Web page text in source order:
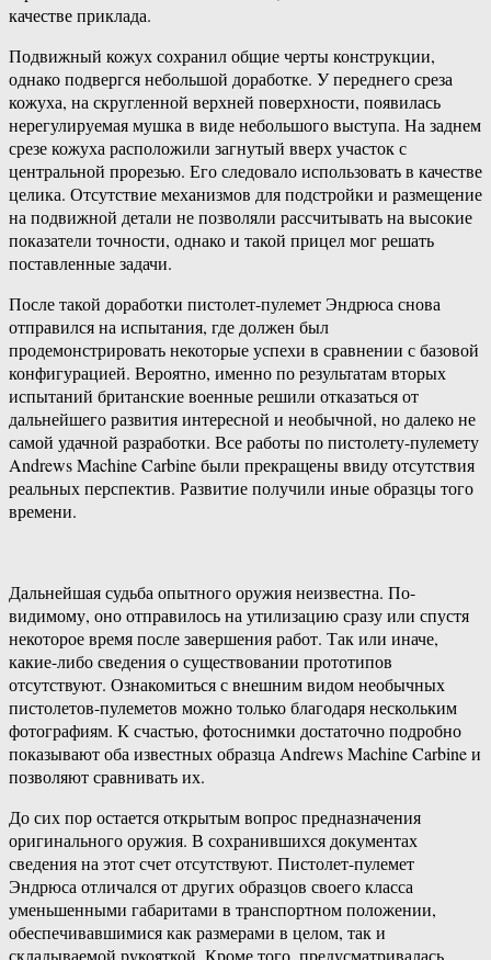
качестве приклада.
Подвижный кожух сохранил общие черты конструкции,
однако подвергся небольшой доработке. У переднего среза
кожуха, на скругленной верхней поверхности, появилась
нерегулируемая мушка в виде небольшого выступа. На заднем
срезе кожуха расположили загнутый вверх участок с
центральной прорезью. Его следовало использовать в качестве
целика. Отсутствие механизмов для подстройки и размещение
на подвижной детали не позволяли рассчитывать на высокие
показатели точности, однако и такой прицел мог решать
поставленные задачи.
После такой доработки пистолет-пулемет Эндрюса снова
отправился на испытания, где должен был
продемонстрировать некоторые успехи в сравнении с базовой
конфигурацией. Вероятно, именно по результатам вторых
испытаний британские военные решили отказаться от
дальнейшего развития интересной и необычной, но далеко не
самой удачной разработки. Все работы по пистолету-пулемету
Andrews Machine Carbine были прекращены ввиду отсутствия
реальных перспектив. Развитие получили иные образцы того
времени.
Дальнейшая судьба опытного оружия неизвестна. По-
видимому, оно отправилось на утилизацию сразу или спустя
некоторое время после завершения работ. Так или иначе,
какие-либо сведения о существовании прототипов
отсутствуют. Ознакомиться с внешним видом необычных
пистолетов-пулеметов можно только благодаря нескольким
фотографиям. К счастью, фотоснимки достаточно подробно
показывают оба известных образца Andrews Machine Carbine и
позволяют сравнивать их.
До сих пор остается открытым вопрос предназначения
оригинального оружия. В сохранившихся документах
сведения на этот счет отсутствуют. Пистолет-пулемет
Эндрюса отличался от других образцов своего класса
уменьшенными габаритами в транспортном положении,
обеспечивавшимися как размерами в целом, так и